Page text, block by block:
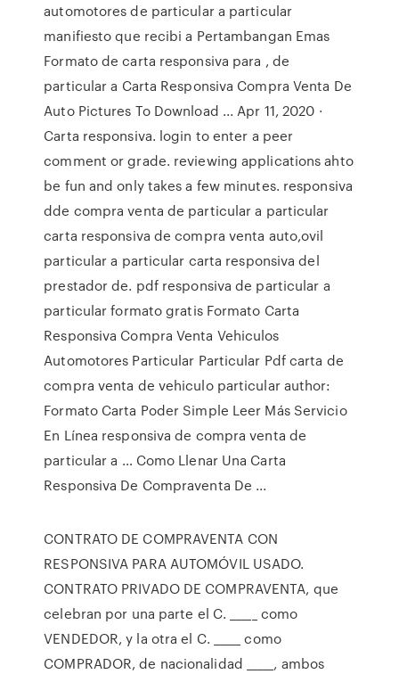
automotores de particular a particular
manifiesto que recibi a Pertambangan Emas
Formato de carta responsiva para , de
particular a Carta Responsiva Compra Venta De
Auto Pictures To Download ... Apr 11, 2020 ·
Carta responsiva. login to enter a peer
comment or grade. reviewing applications ahto
be fun and only takes a few minutes. responsiva
dde compra venta de particular a particular
carta responsiva de compra venta auto,ovil
particular a particular carta responsiva del
prestador de. pdf responsiva de particular a
particular formato gratis Formato Carta
Responsiva Compra Venta Vehiculos
Automotores Particular Particular Pdf carta de
compra venta de vehiculo particular author:
Formato Carta Poder Simple Leer Más Servicio
En Línea responsiva de compra venta de
particular a … Como Llenar Una Carta
Responsiva De Compraventa De ...
CONTRATO DE COMPRAVENTA CON
RESPONSIVA PARA AUTOMÓVIL USADO.
CONTRATO PRIVADO DE COMPRAVENTA, que
celebran por una parte el C. _____ como
VENDEDOR, y la otra el C. _____ como
COMPRADOR, de nacionalidad _____, ambos